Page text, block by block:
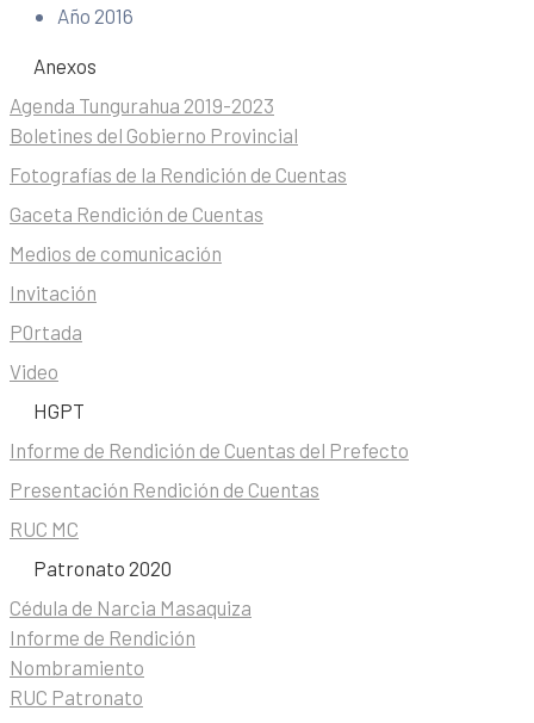
Año 2016
Anexos
Agenda Tungurahua 2019-2023
Boletines del Gobierno Provincial
Fotografías de la Rendición de Cuentas
Gaceta Rendición de Cuentas
Medios de comunicación
Invitación
P0rtada
Video
HGPT
Informe de Rendición de Cuentas del Prefecto
Presentación Rendición de Cuentas
RUC MC
Patronato 2020
Cédula de Narcia Masaquiza
Informe de Rendición
Nombramiento
RUC Patronato